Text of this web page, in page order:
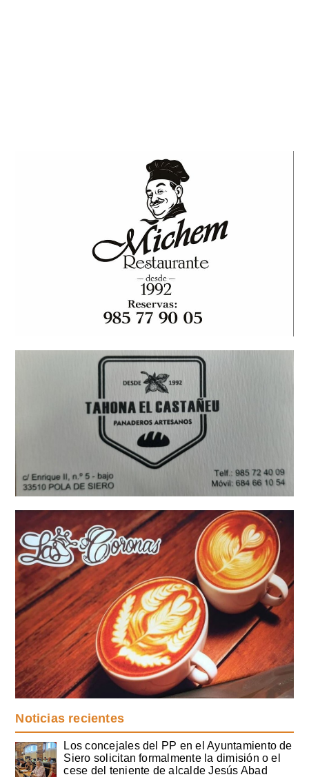
Noticias recientes
Los concejales del PP en el Ayuntamiento de
Siero solicitan formalmente la dimisión o el
cese del teniente de alcalde Jesús Abad